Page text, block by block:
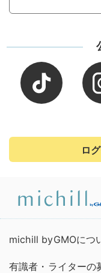
ロ
michill byGMOにつ
有識者・ライターの